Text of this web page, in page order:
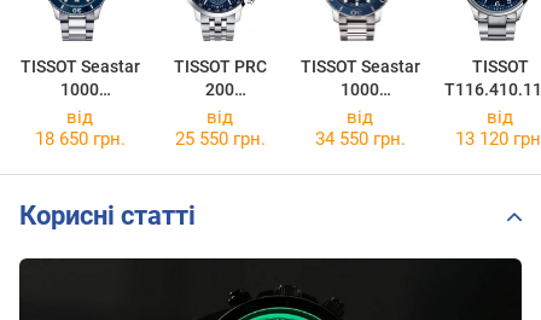
TISSOT Seastar
1000
T120.410.11.0
41.00
TISSOT PRC
200
Chronograph
T114.417.11.0
TISSOT Seastar
1000
Powermatic 80
T120.407.11.0
TISSOT
47.00
від
18 650 грн.
від
25 550 грн.
від
34 550 грн.
від
13 120
Корисні статті